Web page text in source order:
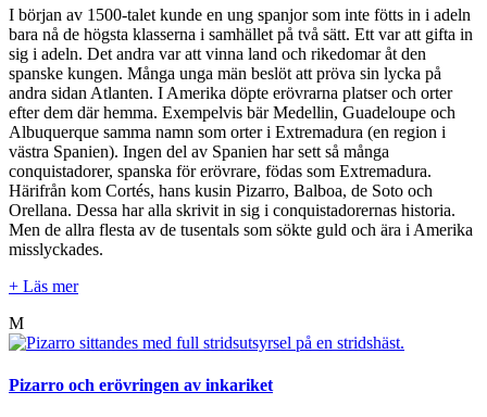
I början av 1500-talet kunde en ung spanjor som inte fötts in i adeln
bara nå de högsta klasserna i samhället på två sätt. Ett var att gifta in
sig i adeln. Det andra var att vinna land och rikedomar åt den
spanske kungen. Många unga män beslöt att pröva sin lycka på
andra sidan Atlanten. I Amerika döpte erövrarna platser och orter
efter dem där hemma. Exempelvis bär Medellin, Guadeloupe och
Albuquerque samma namn som orter i Extremadura (en region i
västra Spanien). Ingen del av Spanien har sett så många
conquistadorer, spanska för erövrare, födas som Extremadura.
Härifrån kom Cortés, hans kusin Pizarro, Balboa, de Soto och
Orellana. Dessa har alla skrivit in sig i conquistadorernas historia.
Men de allra flesta av de tusentals som sökte guld och ära i Amerika
misslyckades.
+ Läs mer
M
Pizarro och erövringen av inkariket